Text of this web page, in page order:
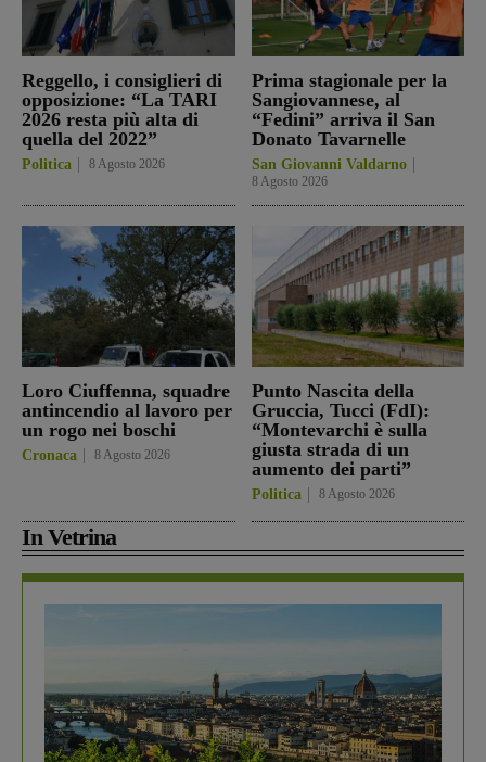
Reggello, i consiglieri di
opposizione: “La TARI
2026 resta più alta di
quella del 2022”
Politica 8 Agosto 2026
Prima stagionale per la
Sangiovannese, al
“Fedini” arriva il San
Donato Tavarnelle
San Giovanni Valdarno
8 Agosto 2026
Loro Ciuffenna, squadre
antincendio al lavoro per
un rogo nei boschi
Cronaca 8 Agosto 2026
Punto Nascita della
Gruccia, Tucci (FdI):
“Montevarchi è sulla
giusta strada di un
aumento dei parti”
Politica 8 Agosto 2026
In Vetrina